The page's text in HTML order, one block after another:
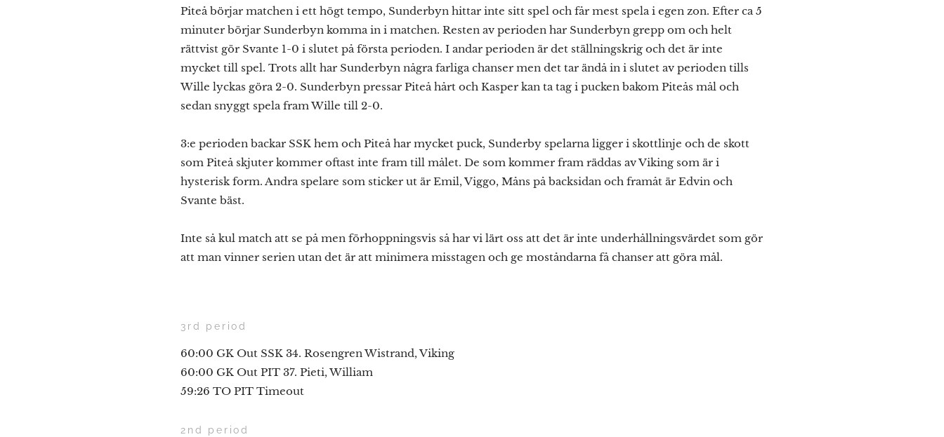
Piteå börjar matchen i ett högt tempo, Sunderbyn hittar inte sitt spel och får mest spela i egen zon. Efter ca 5
minuter börjar Sunderbyn komma in i matchen. Resten av perioden har Sunderbyn grepp om och helt
rättvist gör Svante 1-0 i slutet på första perioden. I andar perioden är det ställningskrig och det är inte
mycket till spel. Trots allt har Sunderbyn några farliga chanser men det tar ändå in i slutet av perioden tills
Wille lyckas göra 2-0. Sunderbyn pressar Piteå hårt och Kasper kan ta tag i pucken bakom Piteås mål och
sedan snyggt spela fram Wille till 2-0.
3:e perioden backar SSK hem och Piteå har mycket puck, Sunderby spelarna ligger i skottlinje och de skott
som Piteå skjuter kommer oftast inte fram till målet. De som kommer fram räddas av Viking som är i
hysterisk form. Andra spelare som sticker ut är Emil, Viggo, Måns på backsidan och framåt är Edvin och
Svante bäst.
Inte så kul match att se på men förhoppningsvis så har vi lärt oss att det är inte underhållningsvärdet som gör
att man vinner serien utan det är att minimera misstagen och ge moståndarna få chanser att göra mål.
3rd period
60:00 GK Out SSK 34. Rosengren Wistrand, Viking
60:00 GK Out PIT 37. Pieti, William
59:26 TO PIT Timeout
2nd period